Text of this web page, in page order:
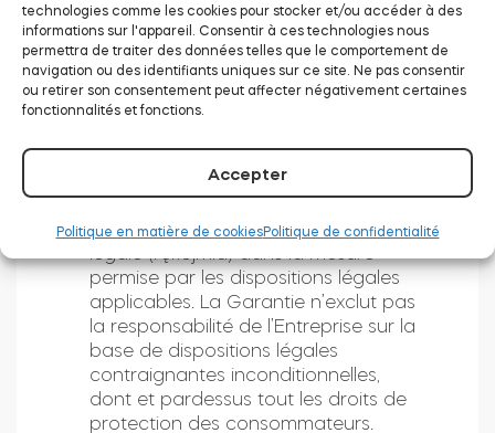
technologies comme les cookies pour stocker et/ou accéder à des
informations sur l'appareil. Consentir à ces technologies nous
permettra de traiter des données telles que le comportement de
navigation ou des identifiants uniques sur ce site. Ne pas consentir
ou retirer son consentement peut affecter négativement certaines
fonctionnalités et fonctions.
Accepter
Politique en matière de cookiesPolitique de confidentialité
conformité du Produit selon l’usage
prévu par le Client. L’Entreprise ne
pourra pas être tenue responsable
de tout dommage, perte ou
destruction du produit dû à une
la présente, sauf mention contraire
dans les dispositions légales
l’Entreprise à partir de la garantie
permise par les dispositions légales
applicables. La Garantie n’exclut pas
la responsabilité de l’Entreprise sur la
base de dispositions légales
contraignantes inconditionnelles,
dont et pardessus tout les droits de
protection des consommateurs.